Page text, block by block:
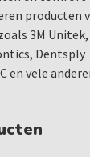
producten
3M Unitek,
Dentsply
en vele